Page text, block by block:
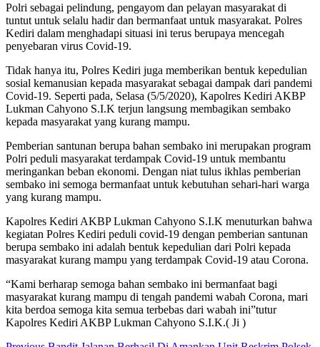
Polri sebagai pelindung, pengayom dan pelayan masyarakat di
tuntut untuk selalu hadir dan bermanfaat untuk masyarakat. Polres
Kediri dalam menghadapi situasi ini terus berupaya mencegah
penyebaran virus Covid-19.
Tidak hanya itu, Polres Kediri juga memberikan bentuk kepedulian
sosial kemanusian kepada masyarakat sebagai dampak dari pandemi
Covid-19. Seperti pada, Selasa (5/5/2020), Kapolres Kediri AKBP
Lukman Cahyono S.I.K terjun langsung membagikan sembako
kepada masyarakat yang kurang mampu.
Pemberian santunan berupa bahan sembako ini merupakan program
Polri peduli masyarakat terdampak Covid-19 untuk membantu
meringankan beban ekonomi. Dengan niat tulus ikhlas pemberian
sembako ini semoga bermanfaat untuk kebutuhan sehari-hari warga
yang kurang mampu.
Kapolres Kediri AKBP Lukman Cahyono S.I.K menuturkan bahwa
kegiatan Polres Kediri peduli covid-19 dengan pemberian santunan
berupa sembako ini adalah bentuk kepedulian dari Polri kepada
masyarakat kurang mampu yang terdampak Covid-19 atau Corona.
“Kami berharap semoga bahan sembako ini bermanfaat bagi
masyarakat kurang mampu di tengah pandemi wabah Corona, mari
kita berdoa semoga kita semua terbebas dari wabah ini”tutur
Kapolres Kediri AKBP Lukman Cahyono S.I.K.( Ji )